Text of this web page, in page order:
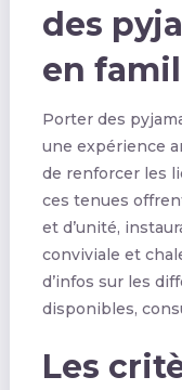
des
en
Porter des
une expérience
de renforcer les
ces tenues
et d’unité,
conviviale et
d’infos sur les
disponibles,
Les